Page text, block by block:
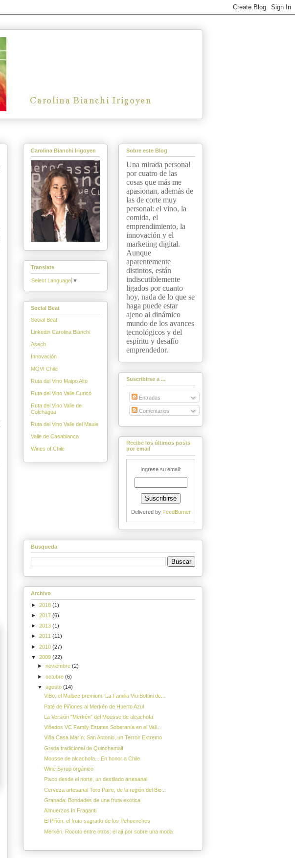
Carolina Bianchi Irigoyen
Translate
Select Language ▼
Social Beat
Social Beat
Linkedin Carolina Bianchi
Asech
Innovación
MOVI Chile
Ruta del Vino Maipo Alto
Ruta del Vino Valle Curicó
Ruta del Vino Valle de
Colchagua
Ruta del Vino Valle del Maule
Valle de Casablanca
Wines of Chile
Sobre este Blog
Una mirada personal
por cuatro de las
cosas que más me
apasionan, además de
las de corte muy
personal: el vino, la
comida, el
emprendimiento, la
innovación y el
marketing digital.
Aunque
aparentemente
distintos, están
indiscutiblemente
ligados por cuanto
hoy, nada de lo que se
haga puede estar
ajeno al dinámico
mundo de los avances
tecnológicos y del
espíritu y desafío
emprendedor.
Suscribirse a ...
Entradas
Comentarios
Recibe los últimos posts
por email
Ingrese su email:
Delivered by FeedBurner
Busqueda
Archivo
► 2018 (1)
► 2017 (6)
► 2013 (1)
► 2011 (11)
► 2010 (27)
▼ 2009 (22)
►noviembre(2)
►octubre(6)
▼agosto(14)
ViBo, el Malbec premium. La Familia Viu Bottini de...
Paté de Piñones al Merkén de Huerto Azul
La Versión "Merkén" del Mousse de alcachofa
Viñedos VC Family Estates Soberanía en el Vall...
Viña Casa Marín: San Antonio, un Terroir Extremo
Greda tradicional de Quinchamalí
Mousse de alcachofa... En honor a Chile
Wine Syrup orgánico
Pisco desde el norte, un destilado artesanal
Cerveza artesanal Toro Paire, de la región del Bio...
Granada: Bondades de una fruta exótica
Almuerzos In Fraganti
El Piñón: el fruto sagrado de los Pehuenches
Merkén, Rocoto entre otros: el ají por sobre una moda